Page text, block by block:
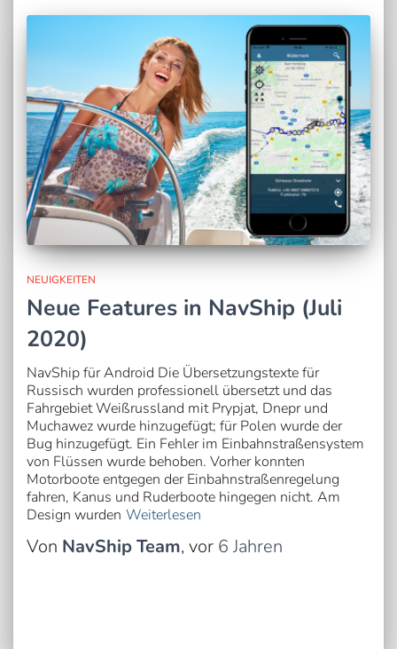
NEUIGKEITEN
Neue Features in NavShip (Juli
2020)
NavShip für Android Die Übersetzungstexte für
Russisch wurden professionell übersetzt und das
Fahrgebiet Weißrussland mit Prypjat, Dnepr und
Muchawez wurde hinzugefügt; für Polen wurde der
Bug hinzugefügt. Ein Fehler im Einbahnstraßensystem
von Flüssen wurde behoben. Vorher konnten
Motorboote entgegen der Einbahnstraßenregelung
fahren, Kanus und Ruderboote hingegen nicht. Am
Design wurden Weiterlesen
Von NavShip Team, vor 6 Jahren